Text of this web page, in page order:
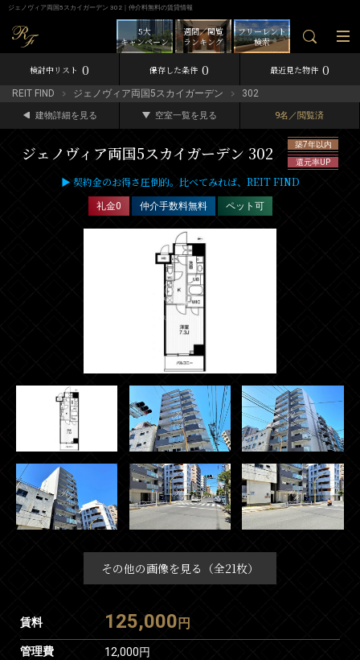
ジェノヴィア両国5スカイガーデン 302｜仲介料無料の賃貸情報
フリーレント
検索
週間／閲覧
ランキング
5大
キャンペーン
検討中リスト 0 保存した条件 0 最近見た物件 0
REIT FIND ジェノヴィア両国5スカイガーデン 302
建物詳細を見る 空室一覧を見る 9名／閲覧済
ジェノヴィア両国5スカイガーデン 302
築7年以内
還元率UP
▶ 契約金のお得さ圧倒的。比べてみれば、REIT FIND
礼金0 仲介手数料無料 ペット可
その他の画像を見る（全21枚）
賃料 125,000 円
管理費 12,000円